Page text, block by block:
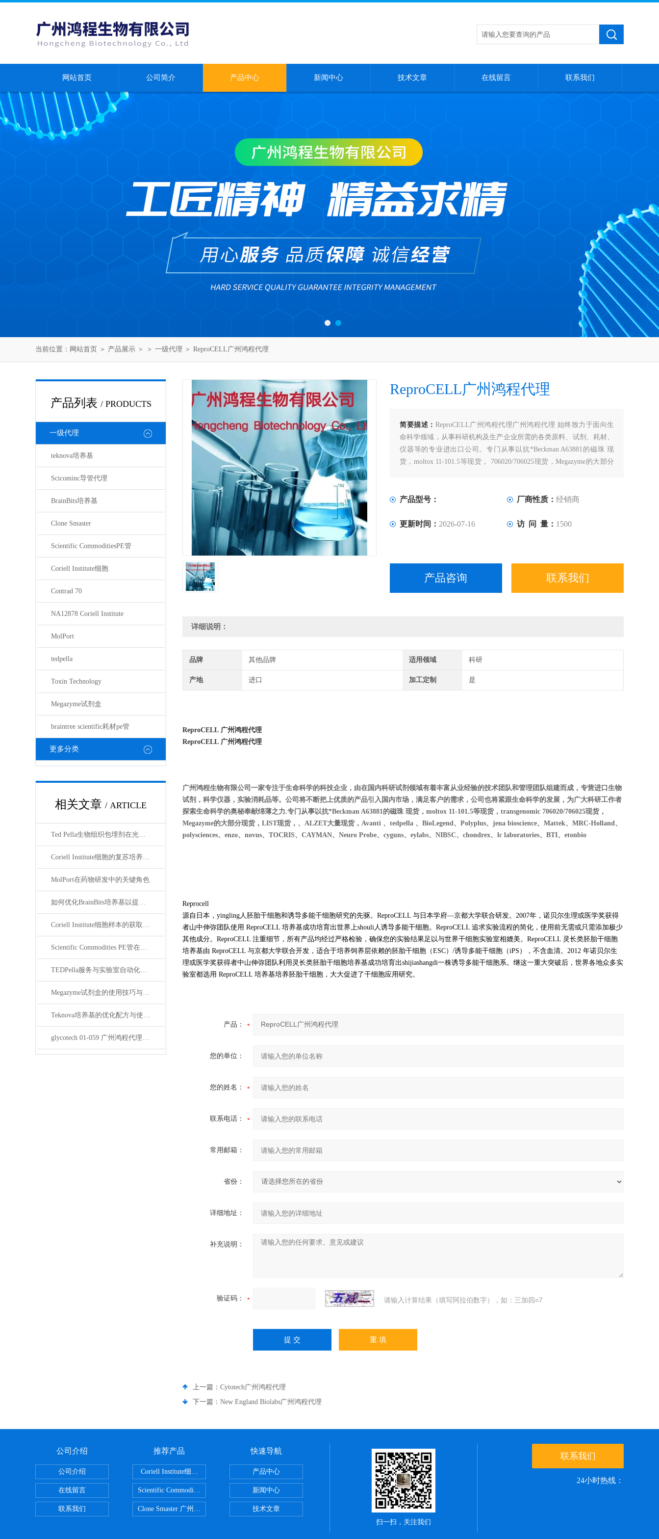
网站首页 公司简介 产品中心 新闻中心 技术文章 在线留言 联系我们
当前位置： 网站首页 ＞ 产品展示 ＞ ＞ 一级代理 ＞ ReproCELL广州鸿程代理
产品列表 / PRODUCTS
一级代理
teknova培养基
Scicominc导管代理
BrainBits培养基
Clone Smaster
Scientific CommoditiesPE管
Coriell Institute细胞
Contrad 70
NA12878 Coriell Institute
MolPort
tedpella
Toxin Technology
Megazyme试剂盒
braintree scientific耗材pe管
更多分类
相关文章 / ARTICLE
Ted Pella生物组织包埋剂在光镜与电镜联用技术中的应用
Coriell Institute细胞的复苏培养与质量控制规范
MolPort在药物研发中的关键角色
如何优化BrainBits培养基以提高实验效果？
Coriell Institute细胞样本的获取与应用指南
Scientific Commodities PE管在环保实验中的作用
TEDPella服务与实验室自动化设备的整合
Megazyme试剂盒的使用技巧与实验优化方法
Teknova培养基的优化配方与使用技巧
glycotech 01-059 广州鸿程代理：开启糖生物学研究新征程
ReproCELL广州鸿程代理
简要描述： ReproCELL广州鸿程代理广州鸿程代理 始终致力于面向生
命科学领域，从事科研机构及生产企业所需的各类原料、试剂、耗材、
仪器等的专业进出口公司。专门从事以抗*Beckman A63881的磁珠 现
货，moltox 11-101.5等现货， 706020/706025现货，Megazyme的大部分
产品型号： 厂商性质： 经销商
更新时间： 2026-07-16 访 问 量： 1500
产品咨询 联系我们
详细说明：
品牌 其他品牌 适用领域 科研
产地 进口 加工定制 是
ReproCELL 广州鸿程代理
ReproCELL 广州鸿程代理
广州鸿程生物有限公司一家专注于生命科学的科技企业，由在国内科研试剂领域有着丰富从业经验的技术团队和管理团队组建而成，专营进口生物
试剂，科学仪器，实验消耗品等。公司将不断把上优质的产品引入国内市场，满足客户的需求，公司也将紧跟生命科学的发展，为广大科研工作者
探索生命科学的奥秘奉献绵薄之力.专门从事以抗*Beckman A63881的磁珠 现货，moltox 11-101.5等现货，transgenomic 706020/706025现货，
Megazyme的大部分现货，LIST现货，、ALZET大量现货，Avanti 、tedpella 、BioLegend、Polyplus、jena bioscience、Mattek、MRC-Holland、
polysciences、enzo、novus、TOCRIS、CAYMAN、Neuro Probe、cyguns、eylabs、NIBSC、chondrex、lc laboratories、BTI、etonbio
Reprocell
源自日本， yingling人胚胎干细胞和诱导多能干细胞研究的先驱。ReproCELL 与日本学府—京都大学联合研发。2007年，诺贝尔生理或医学奖获得
者山中伸弥团队使用 ReproCELL 培养基成功培育出世界上shouli人诱导多能干细胞。ReproCELL 追求实验流程的简化，使用前无需或只需添加极少
其他成分。ReproCELL 注重细节，所有产品均经过严格检验，确保您的实验结果足以与世界干细胞实验室相媲美。ReproCELL 灵长类胚胎干细胞
培养基由 ReproCELL 与京都大学联合开发，适合于培养饲养层依赖的胚胎干细胞（ESC）/诱导多能干细胞（iPS），不含血清。2012 年诺贝尔生
理或医学奖获得者中山伸弥团队利用灵长类胚胎干细胞培养基成功培育出shijiashangdi一株诱导多能干细胞系。继这一重大突破后，世界各地众多实
验室都选用 ReproCELL 培养基培养胚胎干细胞，大大促进了干细胞应用研究。
产品：
您的单位：
您的姓名：
联系电话：
常用邮箱：
省份：
详细地址：
补充说明：
验证码： 请输入计算结果（填写阿拉伯数字），如：三加四=7
上一篇： Cytotech广州鸿程代理
下一篇： New England Biolabs广州鸿程代理
公司介绍
公司介绍
在线留言
联系我们
推荐产品
Scientific CommoditiesPE管 广州鸿程代理
Clone Smaster 广州鸿程代理
快速导航
产品中心
新闻中心
技术文章
扫一扫，关注我们
联系我们
24小时热线：